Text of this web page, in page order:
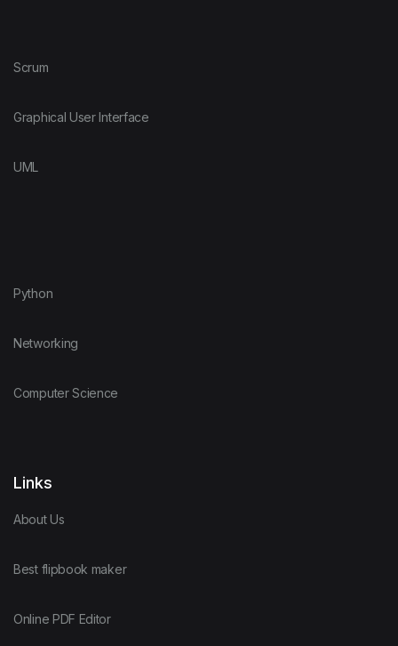
Scrum
Graphical User Interface
UML
Python
Networking
Computer Science
Links
About Us
Best flipbook maker
Online PDF Editor